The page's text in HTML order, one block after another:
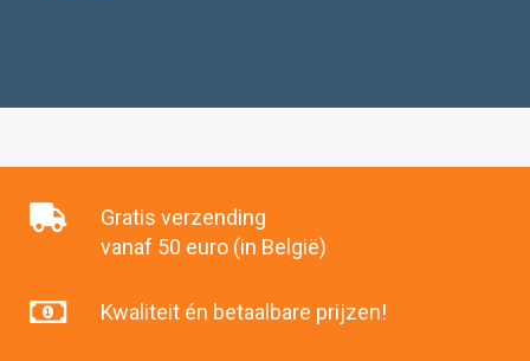
Gratis verzending
vanaf 50 euro (in België)
Kwaliteit én betaalbare prijzen!